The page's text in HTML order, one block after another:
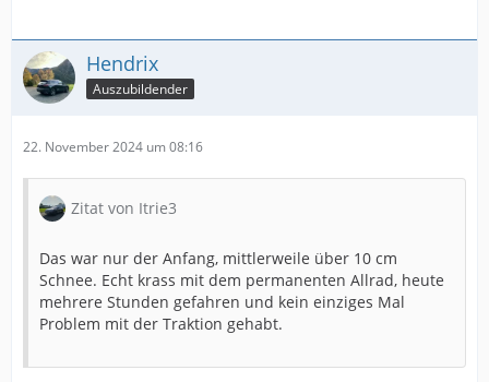
Hendrix
Auszubildender
22. November 2024 um 08:16
Zitat von Itrie3
Das war nur der Anfang, mittlerweile über 10 cm
Schnee. Echt krass mit dem permanenten Allrad, heute
mehrere Stunden gefahren und kein einziges Mal
Problem mit der Traktion gehabt.